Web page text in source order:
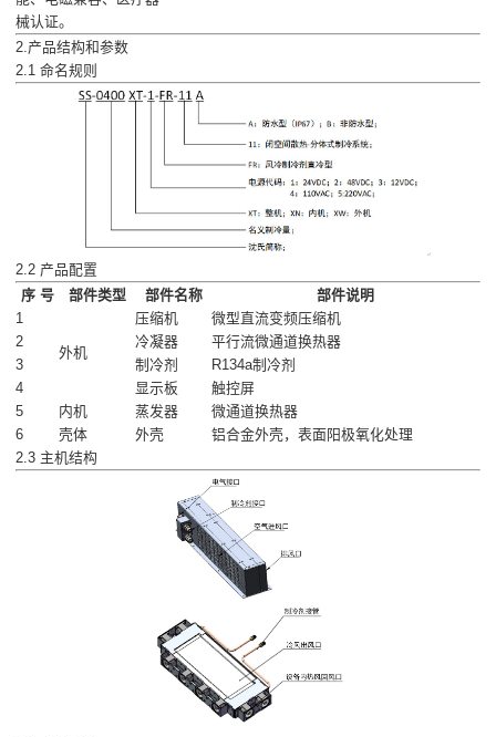
械认证。
2.产品结构和参数
2.1 命名规则
2.2 产品配置
序 号
部件类型 部件名称
部件说明
1
外机
压缩机
微型直流变频压缩机
2
冷凝器
平行流微通道换热器
3
制冷剂
R134a制冷剂
4
显示板
触控屏
5
内机 蒸发器
微通道换热器
6
壳体 外壳
铝合金外壳，表面阳极氧化处理
2.3 主机结构